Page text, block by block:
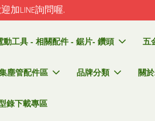
大型物件除外。
動工具 - 相關配件 - 鋸片- 鑽頭 五
塵管配件區 品牌分類 關
錄下載專區